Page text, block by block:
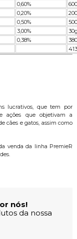
0,60%
0,20%
0,50%
3,00%
0,38%
lucrativos, que tem por
ações que objetivam a
cães e gatos, assim como
venda da linha PremieR
nós!
da nossa